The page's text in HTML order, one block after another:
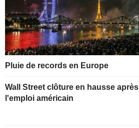
Pluie de records en Europe
Wall Street clôture en hausse après
l'emploi américain